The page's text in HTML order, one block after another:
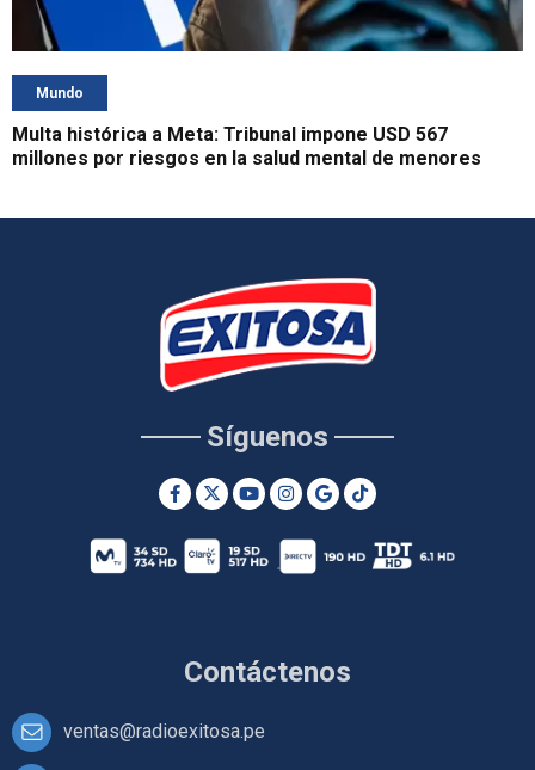
Mundo
Multa histórica a Meta: Tribunal impone USD 567
millones por riesgos en la salud mental de menores
Contáctenos
ventas@radioexitosa.pe
Síguenos